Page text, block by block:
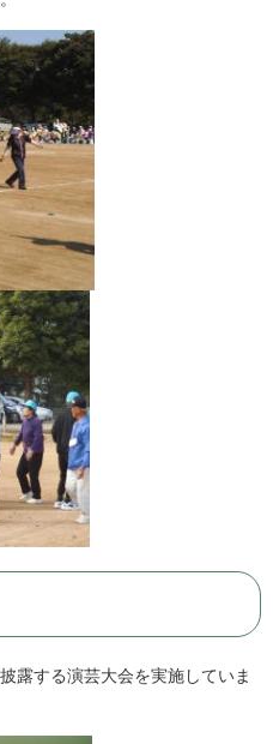
露する演芸大会を実施していま